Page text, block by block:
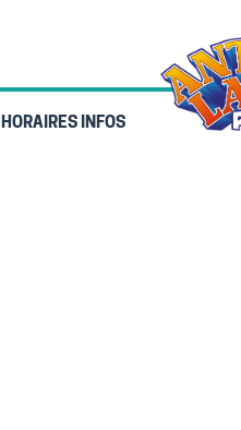
HORAIRES INFOS